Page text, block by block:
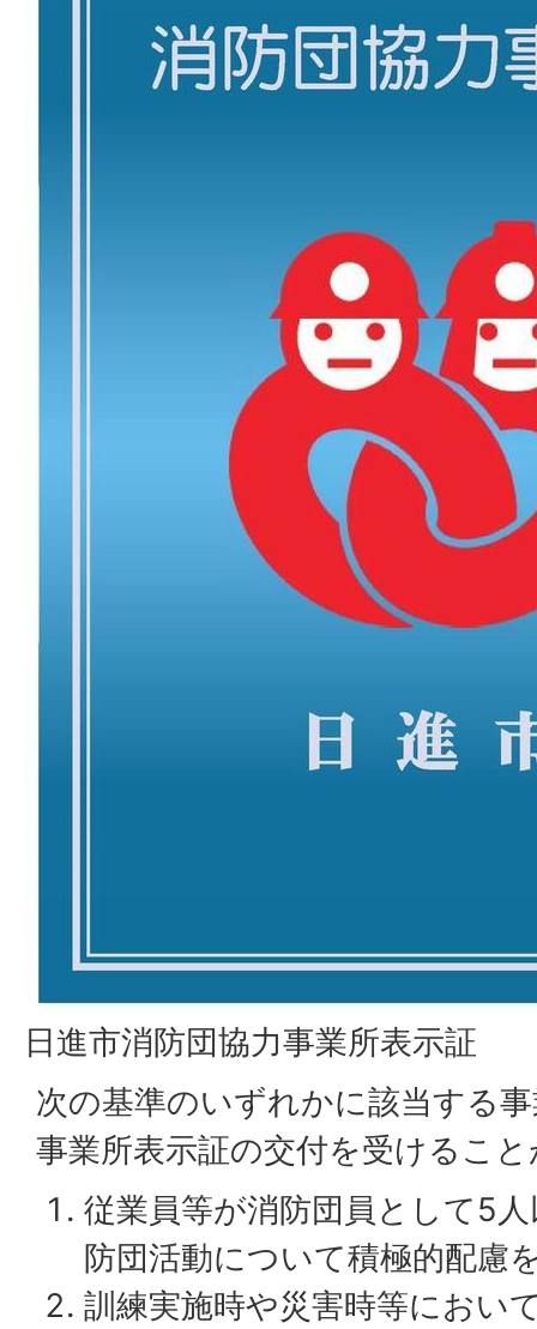
日進市消防団協力事業所表示証
次の基準のいずれかに該当する
事業所表示証の交付を受けるこ
従業員等が消防団員として5
防団活動について積極的配慮
訓練実施時や災害時等におい